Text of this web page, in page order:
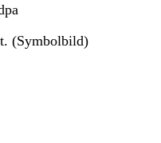
(Symbolbild)